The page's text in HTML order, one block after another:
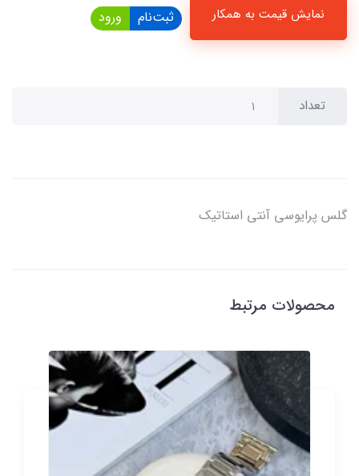
نمایش قیمت به همکار ثبت‌نام ورود
تعداد
گلس پرایوسی آنتی استاتیک
محصولات مرتبط